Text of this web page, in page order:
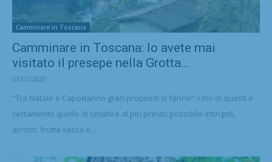
Camminare in Toscana
Camminare in Toscana: lo avete mai
visitato il presepe nella Grotta...
03/01/2020
“Tra Natale e Capodanno gran propositi si fanno”. Uno di questi è
certamente quello di smaltire al più presto possibile intingoli,
arrosti, frutta secca e...